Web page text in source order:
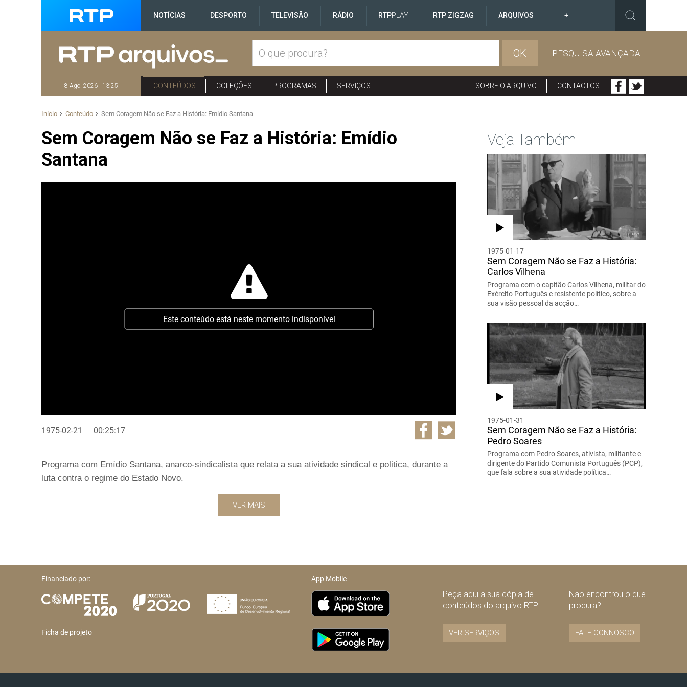
NOTÍCIAS DESPORTO TELEVISÃO RÁDIO RTPPLAY RTP ZIGZAG ARQUIVOS +
OK PESQUISA AVANÇADA
8 Ago. 2026 | 13:25 CONTEÚDOS COLEÇÕES PROGRAMAS SERVIÇOS SOBRE O ARQUIVO CONTACTOS
Início Conteúdo Sem Coragem Não se Faz a História: Emídio Santana
Sem Coragem Não se Faz a História: Emídio
Santana
Este conteúdo está neste momento indisponível
1975-02-21 00:25:17
Programa com Emídio Santana, anarco-sindicalista que relata a sua atividade sindical e politica, durante a
luta contra o regime do Estado Novo.
VER MAIS
Veja Também
1975-01-17
Sem Coragem Não se Faz a História:
Carlos Vilhena
Programa com o capitão Carlos Vilhena, militar do
Exército Português e resistente político, sobre a
sua visão pessoal da acção…
1975-01-31
Sem Coragem Não se Faz a História:
Pedro Soares
Programa com Pedro Soares, ativista, militante e
dirigente do Partido Comunista Português (PCP),
que fala sobre a sua atividade política…
Financiado por:
Ficha de projeto
App Mobile
Peça aqui a sua cópia de
conteúdos do arquivo RTP
VER SERVIÇOS
Não encontrou o que
procura?
FALE CONNOSCO